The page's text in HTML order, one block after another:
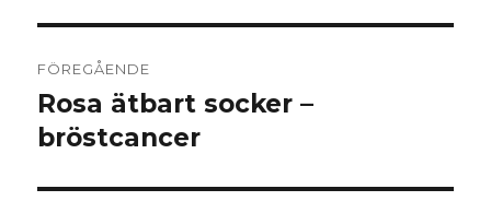
FÖREGÅENDE
Föregående
inlägg:
Rosa ätbart socker –
bröstcancer